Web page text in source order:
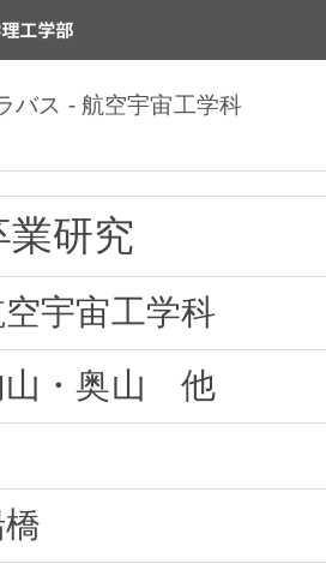
バス - 航空宇宙工学科
業研究
宇宙工学科
山・奥山 他